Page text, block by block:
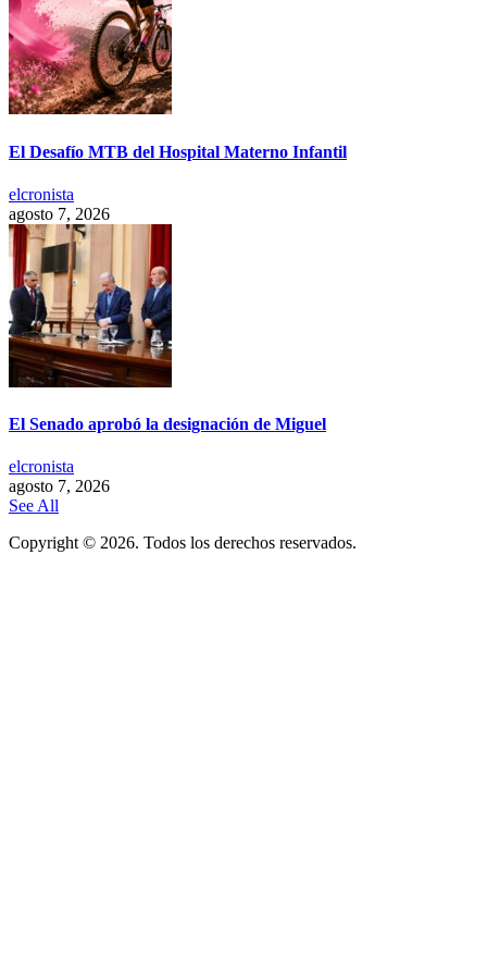
El Desafío MTB del Hospital Materno Infantil
elcronista
agosto 7, 2026
El Senado aprobó la designación de Miguel
elcronista
agosto 7, 2026
See All
Copyright © 2026. Todos los derechos reservados.